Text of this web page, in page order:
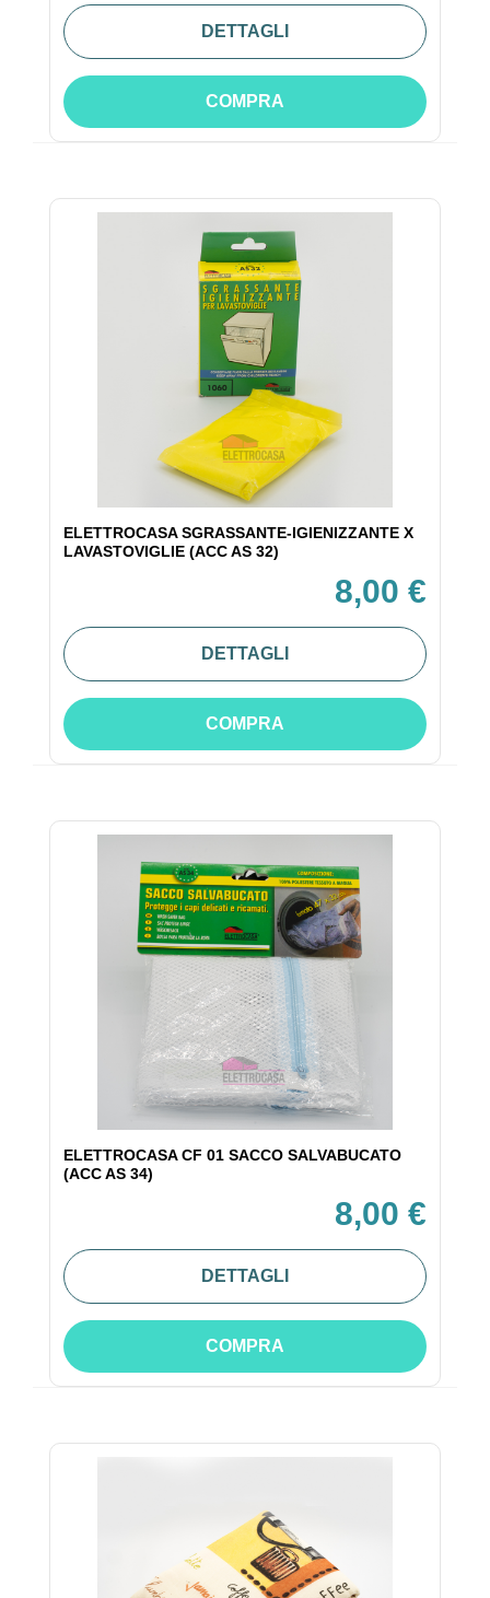
DETTAGLI
COMPRA
ELETTROCASA SGRASSANTE-IGIENIZZANTE X
LAVASTOVIGLIE (ACC AS 32)
8,00 €
DETTAGLI
COMPRA
ELETTROCASA CF 01 SACCO SALVABUCATO
(ACC AS 34)
8,00 €
DETTAGLI
COMPRA